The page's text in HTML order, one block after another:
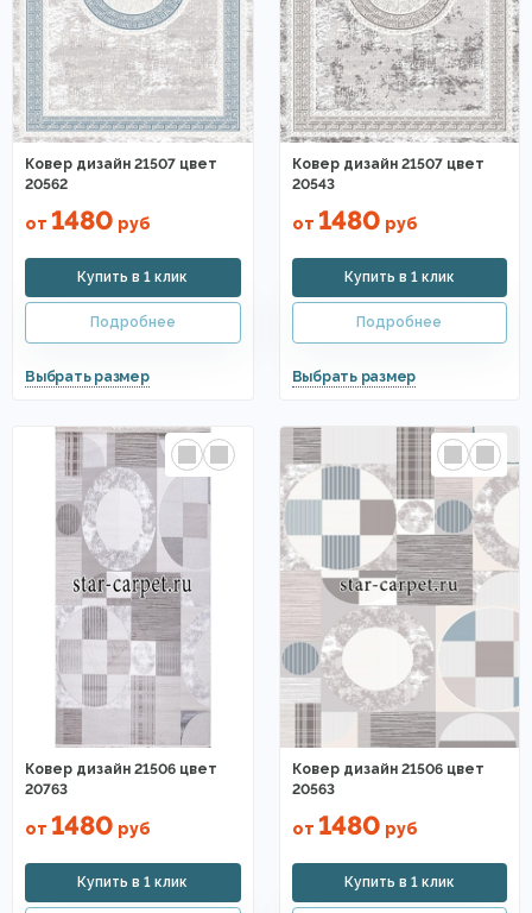
Ковер дизайн 21507 цвет
20562
от 1480 руб
Ковер дизайн 21507 цвет
20543
от 1480 руб
Ковер дизайн 21506 цвет
20763
от 1480 руб
Ковер дизайн 21506 цвет
20563
от 1480 руб